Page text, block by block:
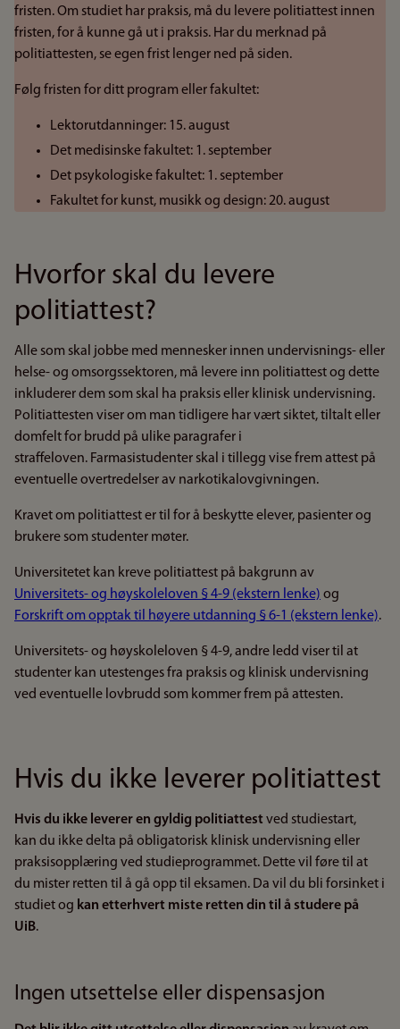
fristen. Om studiet har praksis, må du levere politiattest innen
fristen, for å kunne gå ut i praksis. Har du merknad på
politiattesten, se egen frist lenger ned på siden.
Følg fristen for ditt program eller fakultet:
Lektorutdanninger: 15. august
Det medisinske fakultet: 1. september
Det psykologiske fakultet: 1. september
Fakultet for kunst, musikk og design: 20. august
Hvorfor skal du levere
politiattest?
Alle som skal jobbe med mennesker innen undervisnings- eller
helse- og omsorgssektoren, må levere inn politiattest og dette
inkluderer dem som skal ha praksis eller klinisk undervisning.
Politiattesten viser om man tidligere har vært siktet, tiltalt eller
domfelt for brudd på ulike paragrafer i
straffeloven. Farmasistudenter skal i tillegg vise frem attest på
eventuelle overtredelser av narkotikalovgivningen.
Kravet om politiattest er til for å beskytte elever, pasienter og
brukere som studenter møter.
Universitetet kan kreve politiattest på bakgrunn av
Universitets- og høyskoleloven § 4-9 (ekstern lenke) og
Forskrift om opptak til høyere utdanning § 6-1 (ekstern lenke).
Universitets- og høyskoleloven § 4-9, andre ledd viser til at
studenter kan utestenges fra praksis og klinisk undervisning
ved eventuelle lovbrudd som kommer frem på attesten.
Hvis du ikke leverer politiattest
Hvis du ikke leverer en gyldig politiattest ved studiestart,
kan du ikke delta på obligatorisk klinisk undervisning eller
praksisopplæring ved studieprogrammet. Dette vil føre til at
du mister retten til å gå opp til eksamen. Da vil du bli forsinket i
studiet og kan etterhvert miste retten din til å studere på
UiB.
Ingen utsettelse eller dispensasjon